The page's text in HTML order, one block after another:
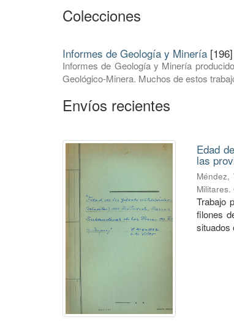
Colecciones
Informes de Geología y Minería [196]
Informes de Geología y Minería
Geológico-Minera. Muchos de estos
Envíos recientes
Edad
las
Méndez,
Trabajo
filones
situados